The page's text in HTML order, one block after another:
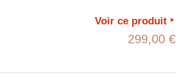
Voir ce produit
299,00 €